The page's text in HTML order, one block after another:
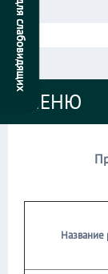
МЕНЮ
Название